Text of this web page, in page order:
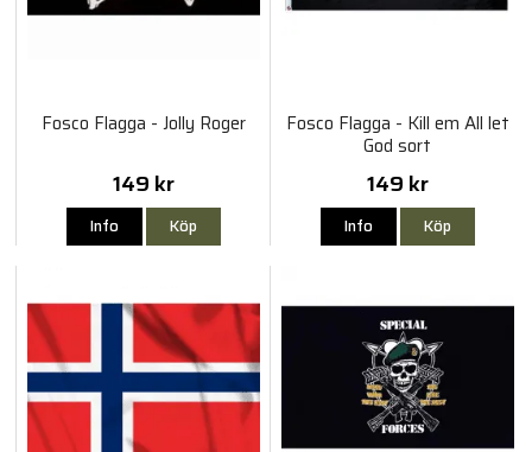
Fosco Flagga - Jolly Roger
149 kr
Info Köp
Fosco Flagga - Kill em All let
God sort
149 kr
Info Köp